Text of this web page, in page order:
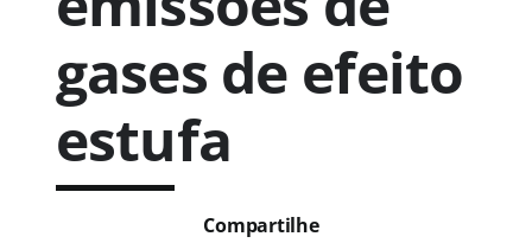
gases de efeito
estufa
Compartilhe